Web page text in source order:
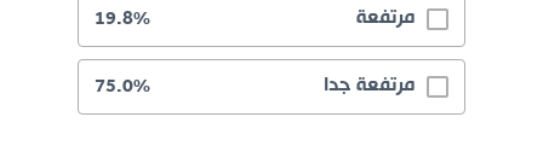
مرتفعة 19.8%
مرتفعة جدا 75.0%